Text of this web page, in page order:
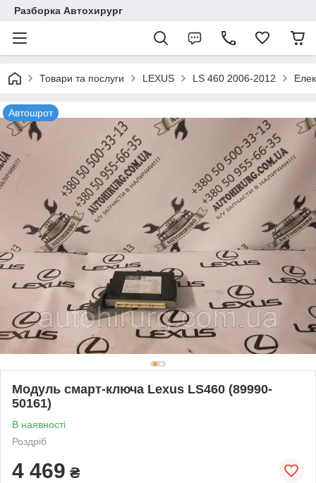
Разборка Автохирург
Товари та послуги LEXUS LS 460 2006-2012
Автошрот
Модуль смарт-ключа Lexus LS460 (89990-
50161)
В наявності
Роздріб
4 469 ₴